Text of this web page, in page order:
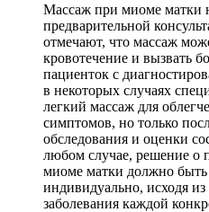
Массаж при миоме матки
предварительной
отмечают, что массаж
кровотечение и вызвать
пациенток с
в некоторых случаях
легкий массаж для
симптомов, но только
обследования и оценки
любом случае, решение о
миоме матки должно
индивидуально, исходя из
заболевания каждой